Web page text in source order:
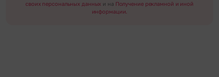
своих персональных данных и на Получение рекламной и иной
информации.